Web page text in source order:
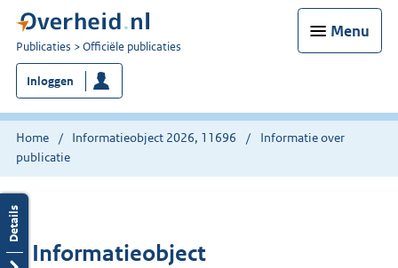
Menu
U
bent
nu
hier:
Publicaties Officiële publicaties
Inloggen
Home Informatieobject 2026, 11696
Informatie over
publicatie
Informatieobject